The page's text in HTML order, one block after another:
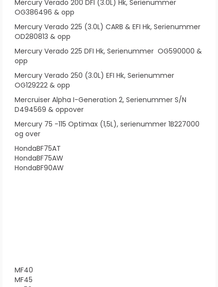
Mercury Verado 200 DFI (3.0L) Hk, Serienummer
OG386496 & opp
Mercury Verado 225 (3.0L) CARB & EFI Hk, Serienummer
OD280813 & opp
Mercury Verado 225 DFI Hk, Serienummer OG590000 &
opp
Mercury Verado 250 (3.0L) EFI Hk, Serienummer
OG129222 & opp
Mercruiser Alpha I-Generation 2, Serienummer S/N
D494569 & oppover
Mercury 75 -115 Optimax (1,5L), serienummer 1B227000
og over
HondaBF75AT
HondaBF75AW
HondaBF90AW
MF40
MF45